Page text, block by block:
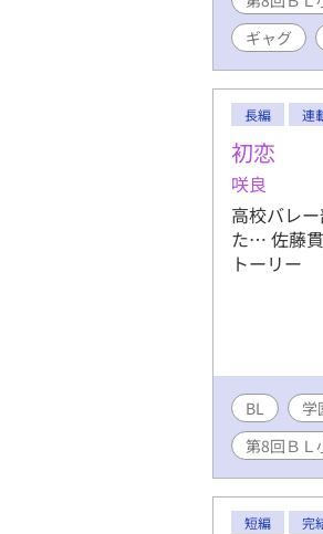
別室で話
を呼び戻
ルミナス
キングに
記……皆様
とちゃん
出して書
ます！ な
しおり挟
ギャグ
長編 連
初恋
咲良
高校バレ
た… 佐藤
トーリー
BL 学
第8回ＢＬ
短編 完